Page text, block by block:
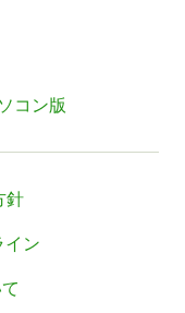
コン版
針
イン